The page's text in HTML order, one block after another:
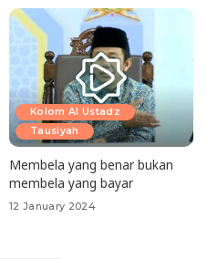
Kolom Al Ustadz
Tausiyah
Membela yang benar bukan
membela yang bayar
12 January 2024